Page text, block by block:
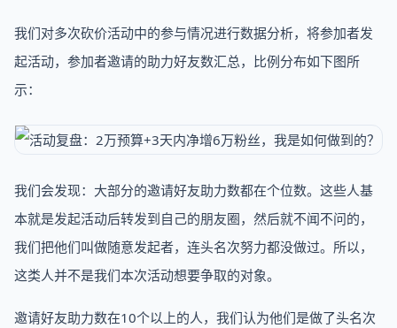
我们对多次砍价活动中的参与情况进行数据分析，将参加者发
起活动，参加者邀请的助力好友数汇总，比例分布如下图所
示：
我们会发现：大部分的邀请好友助力数都在个位数。这些人基
本就是发起活动后转发到自己的朋友圈，然后就不闻不问的，
我们把他们叫做随意发起者，连头名次努力都没做过。所以，
这类人并不是我们本次活动想要争取的对象。
邀请好友助力数在10个以上的人，我们认为他们是做了头名次